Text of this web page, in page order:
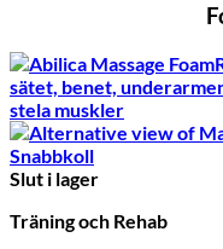
Snabbkoll
Slut i lager
Träning och Rehab